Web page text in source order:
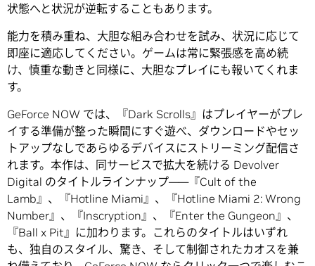
状態へと状況が逆転することもあります。
能力を積み重ね、大胆な組み合わせを試み、状況に応じて
即座に適応してください。ゲームは常に緊張感を高め続
け、慎重な動きと同様に、大胆なプレイにも報いてくれま
す。
GeForce NOW では、『Dark Scrolls』はプレイヤーがプレ
イする準備が整った瞬間にすぐ遊べ、ダウンロードやセッ
トアップなしであらゆるデバイスにストリーミング配信さ
れます。本作は、同サービスで拡大を続ける Devolver
Digital のタイトルラインナップ――『Cult of the
Lamb』、『Hotline Miami』、『Hotline Miami 2: Wrong
Number』、『Inscryption』、『Enter the Gungeon』、
『Ball x Pit』に加わります。これらのタイトルはいずれ
も、独自のスタイル、驚き、そして制御されたカオスを兼